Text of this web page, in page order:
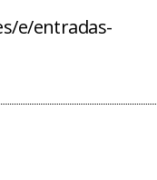
e/entradas-